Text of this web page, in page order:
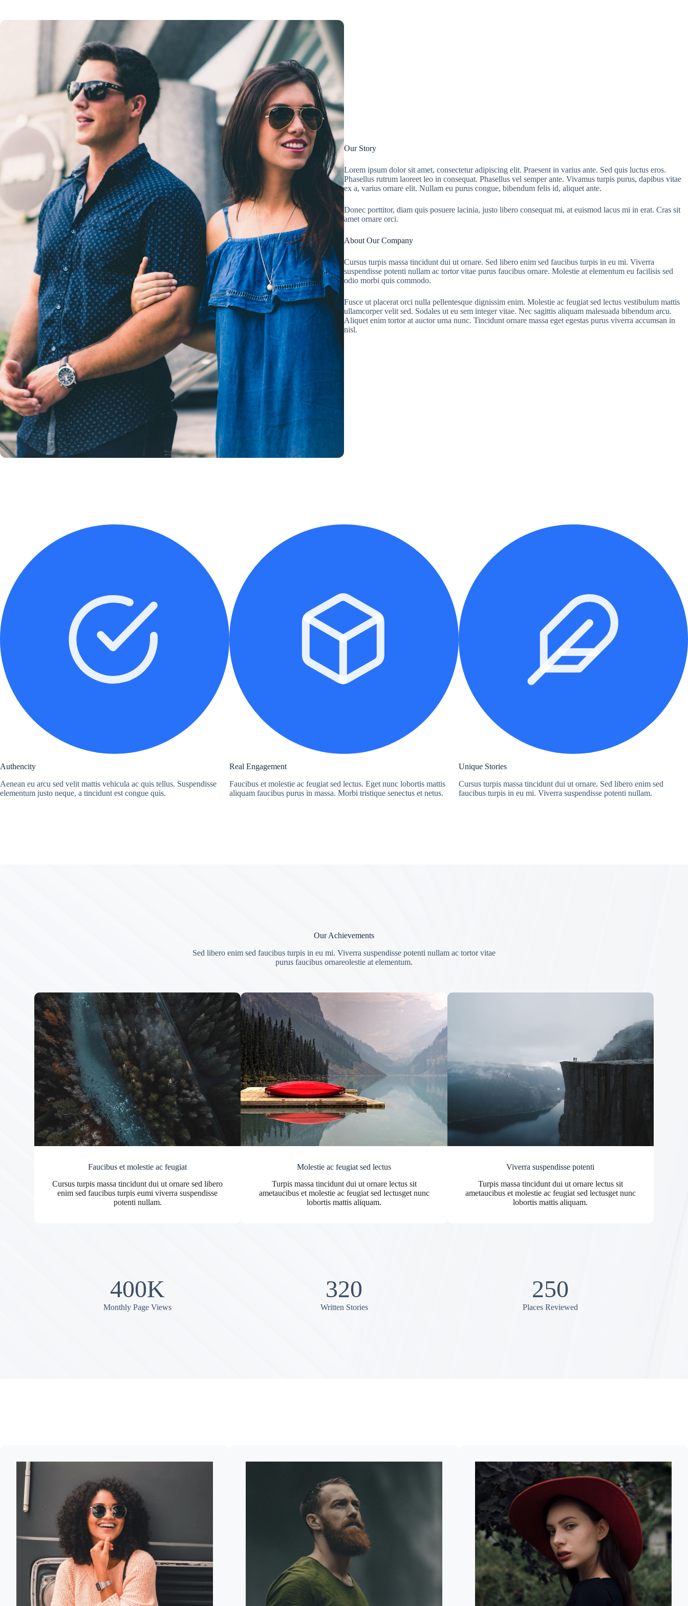
Our Story
Lorem ipsum dolor sit amet, consectetur adipiscing elit. Praesent in varius ante. Sed quis luctus eros.
Phasellus rutrum laoreet leo in consequat. Phasellus vel semper ante. Vivamus turpis purus, dapibus vitae
ex a, varius ornare elit. Nullam eu purus congue, bibendum felis id, aliquet ante.
Donec porttitor, diam quis posuere lacinia, justo libero consequat mi, at euismod lacus mi in erat. Cras sit
amet ornare orci.
About Our Company
Cursus turpis massa tincidunt dui ut ornare. Sed libero enim sed faucibus turpis in eu mi. Viverra
suspendisse potenti nullam ac tortor vitae purus faucibus ornare. Molestie at elementum eu facilisis sed
odio morbi quis commodo.
Fusce ut placerat orci nulla pellentesque dignissim enim. Molestie ac feugiat sed lectus vestibulum mattis
ullamcorper velit sed. Sodales ut eu sem integer vitae. Nec sagittis aliquam malesuada bibendum arcu.
Aliquet enim tortor at auctor urna nunc. Tincidunt ornare massa eget egestas purus viverra accumsan in
nisl.
Authencity
Aenean eu arcu sed velit mattis vehicula ac quis tellus. Suspendisse
elementum justo neque, a tincidunt est congue quis.
Real Engagement
Faucibus et molestie ac feugiat sed lectus. Eget nunc lobortis mattis
aliquam faucibus purus in massa. Morbi tristique senectus et netus.
Unique Stories
Cursus turpis massa tincidunt dui ut ornare. Sed libero enim sed
faucibus turpis in eu mi. Viverra suspendisse potenti nullam.
Our Achievements
Sed libero enim sed faucibus turpis in eu mi. Viverra suspendisse potenti nullam ac tortor vitae
purus faucibus ornareolestie at elementum.
Faucibus et molestie ac feugiat
Cursus turpis massa tincidunt dui ut ornare sed libero
enim sed faucibus turpis eumi viverra suspendisse
potenti nullam.
Molestie ac feugiat sed lectus
Turpis massa tincidunt dui ut ornare lectus sit
ametaucibus et molestie ac feugiat sed lectusget nunc
lobortis mattis aliquam.
Viverra suspendisse potenti
Turpis massa tincidunt dui ut ornare lectus sit
ametaucibus et molestie ac feugiat sed lectusget nunc
lobortis mattis aliquam.
400K
Monthly Page Views
320
Written Stories
250
Places Reviewed